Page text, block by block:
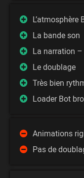
L’atmosphère
La bande son
La narration
Le doublage
Très bien
Loader Bot
Animations
Pas de